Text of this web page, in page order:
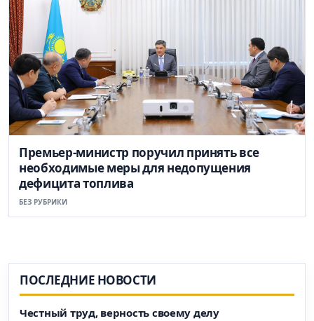
Премьер-министр поручил принять все
необходимые меры для недопущения
дефицита топлива
БЕЗ РУБРИКИ
ПОСЛЕДНИЕ НОВОСТИ
Честный труд, верность своему делу